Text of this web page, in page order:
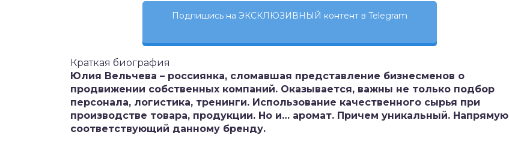
Подпишись на ЭКСКЛЮЗИВНЫЙ контент в Telegram
Краткая биография
Юлия Вельчева – россиянка, сломавшая представление бизнесменов о
продвижении собственных компаний. Оказывается, важны не только подбор
персонала, логистика, тренинги. Использование качественного сырья при
производстве товара, продукции. Но и… аромат. Причем уникальный. Напрямую
соответствующий данному бренду.